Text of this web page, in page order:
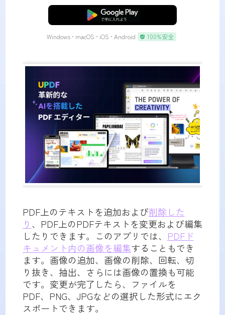
無料ダウンロード
Windows • macOS • iOS • Android 100%安全
PDF上のテキストを追加および削除した
り 、PDF上のPDFテキストを変更および編集
したりできます。このアプリでは、 PDFド
キュメント内の画像を編集することもでき
ます。画像の追加、画像の削除、回転、切
り抜き、抽出、さらには画像の置換も可能
です。変更が完了したら、ファイルを
PDF、PNG、JPGなどの選択した形式にエク
スポートできます。